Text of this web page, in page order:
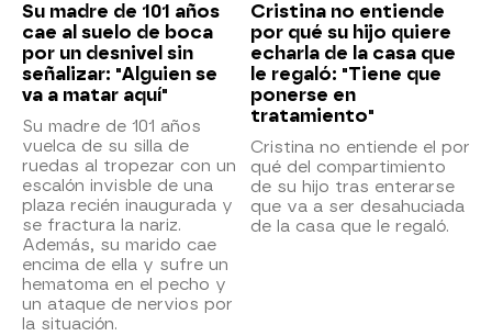
Su madre de 101 años
cae al suelo de boca
por un desnivel sin
señalizar: "Alguien se
va a matar aquí"
Su madre de 101 años
vuelca de su silla de
ruedas al tropezar con un
escalón invisble de una
plaza recién inaugurada y
se fractura la nariz.
Además, su marido cae
encima de ella y sufre un
hematoma en el pecho y
un ataque de nervios por
la situación.
Cristina no entiende
por qué su hijo quiere
echarla de la casa que
le regaló: "Tiene que
ponerse en
tratamiento"
Cristina no entiende el por
qué del compartimiento
de su hijo tras enterarse
que va a ser desahuciada
de la casa que le regaló.